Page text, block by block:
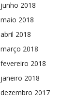
junho 2018
maio 2018
abril 2018
março 2018
fevereiro 2018
janeiro 2018
dezembro 2017